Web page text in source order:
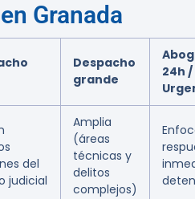
Granada
Despacho
grande
24h /
del
judicial
Amplia
(áreas
técnicas y
delitos
complejos)